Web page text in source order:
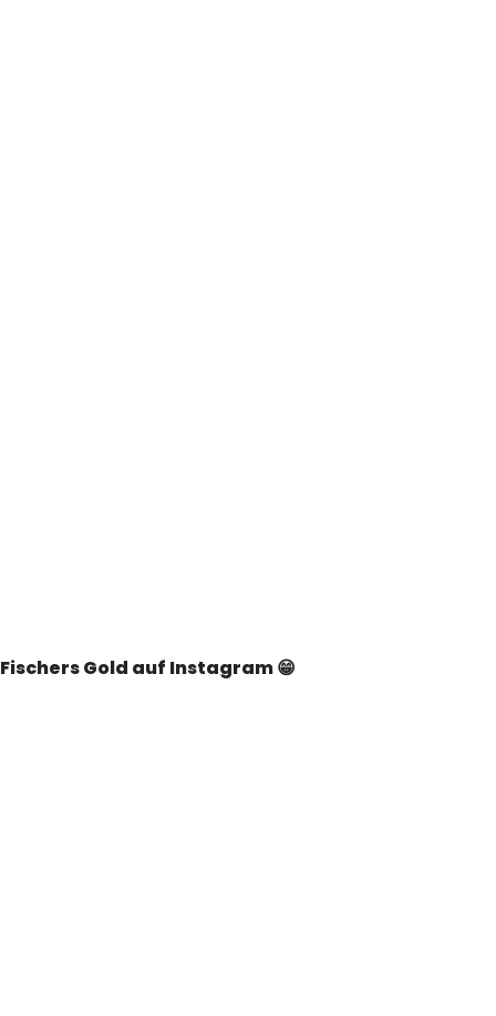
Fischers Gold auf Instagram 😁